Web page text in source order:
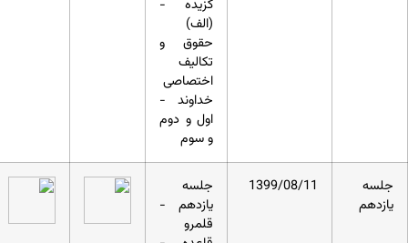
گزیده -
(الف)
حقوق و
تکالیف
اختصاصی
خداوند -
اول و دوم
و سوم
جلسه
یازدهم
1399/08/11
جلسه
یازدهم -
قلمرو